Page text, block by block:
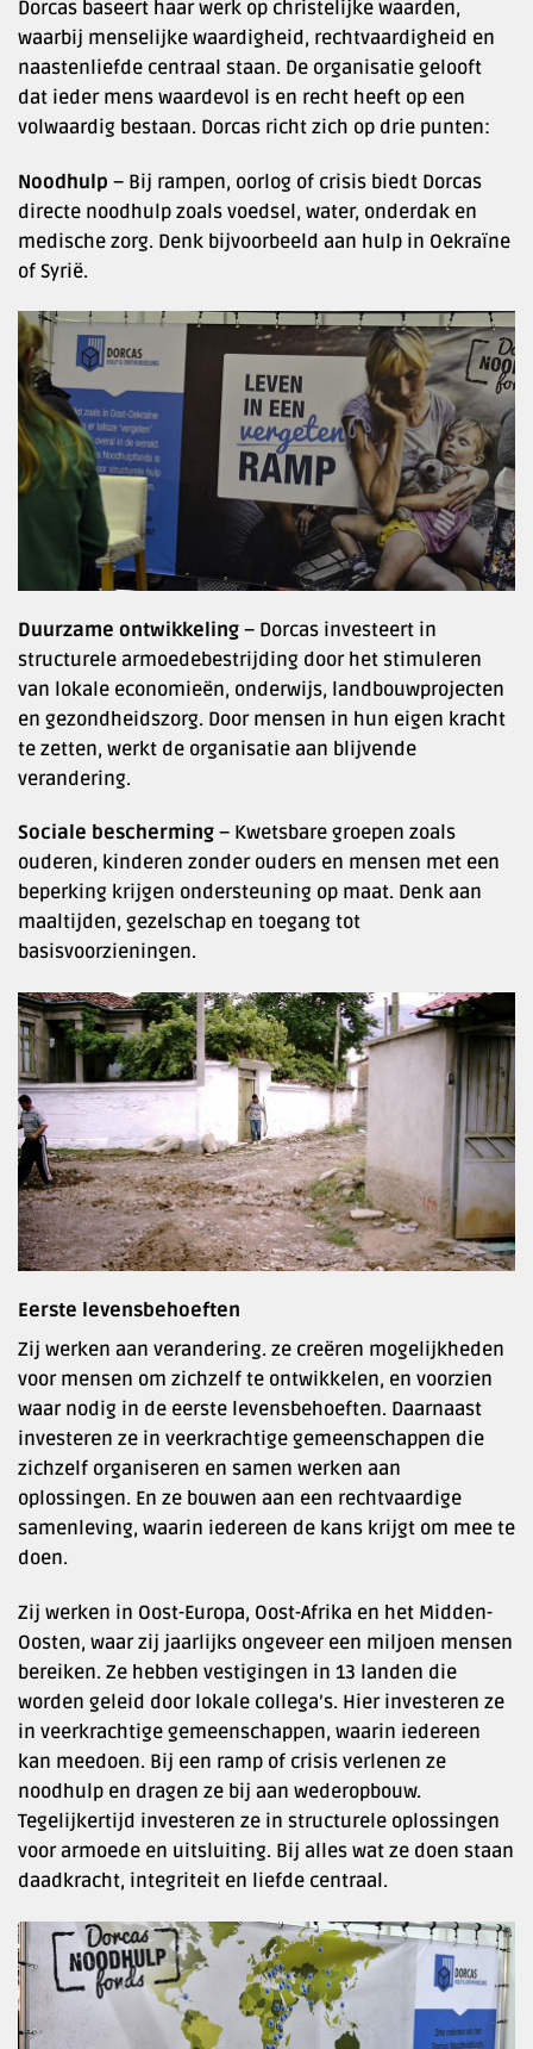
Dorcas baseert haar werk op christelijke waarden,
waarbij menselijke waardigheid, rechtvaardigheid en
naastenliefde centraal staan. De organisatie gelooft
dat ieder mens waardevol is en recht heeft op een
volwaardig bestaan. Dorcas richt zich op drie punten:
Noodhulp – Bij rampen, oorlog of crisis biedt Dorcas
directe noodhulp zoals voedsel, water, onderdak en
medische zorg. Denk bijvoorbeeld aan hulp in Oekraïne
of Syrië.
Duurzame ontwikkeling – Dorcas investeert in
structurele armoedebestrijding door het stimuleren
van lokale economieën, onderwijs, landbouwprojecten
en gezondheidszorg. Door mensen in hun eigen kracht
te zetten, werkt de organisatie aan blijvende
verandering.
Sociale bescherming – Kwetsbare groepen zoals
ouderen, kinderen zonder ouders en mensen met een
beperking krijgen ondersteuning op maat. Denk aan
maaltijden, gezelschap en toegang tot
basisvoorzieningen.
Eerste levensbehoeften
Zij werken aan verandering. ze creëren mogelijkheden
voor mensen om zichzelf te ontwikkelen, en voorzien
waar nodig in de eerste levensbehoeften. Daarnaast
investeren ze in veerkrachtige gemeenschappen die
zichzelf organiseren en samen werken aan
oplossingen. En ze bouwen aan een rechtvaardige
samenleving, waarin iedereen de kans krijgt om mee te
doen.
Zij werken in Oost-Europa, Oost-Afrika en het Midden-
Oosten, waar zij jaarlijks ongeveer een miljoen mensen
bereiken. Ze hebben vestigingen in 13 landen die
worden geleid door lokale collega’s. Hier investeren ze
in veerkrachtige gemeenschappen, waarin iedereen
kan meedoen. Bij een ramp of crisis verlenen ze
noodhulp en dragen ze bij aan wederopbouw.
Tegelijkertijd investeren ze in structurele oplossingen
voor armoede en uitsluiting. Bij alles wat ze doen staan
daadkracht, integriteit en liefde centraal.